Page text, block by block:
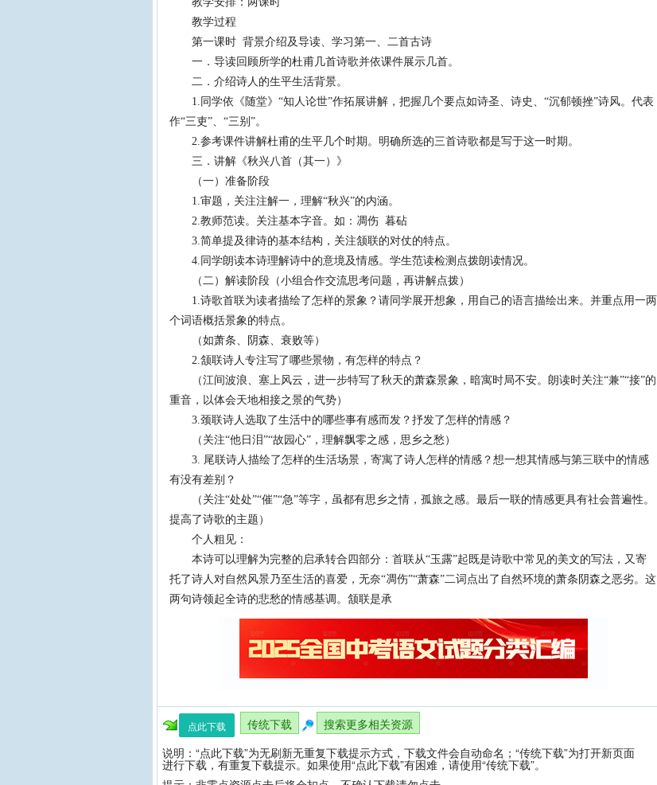
教学过程
第一课时 背景介绍及导读、学习第一、二首古诗
一．导读回顾所学的杜甫几首诗歌并依课件展示几首。
二．介绍诗人的生平生活背景。
1.同学依《随堂》“知人论世”作拓展讲解，把握几个要点如诗圣、诗史、“沉郁顿挫”诗风。代表
作“三吏”、“三别”。
2.参考课件讲解杜甫的生平几个时期。明确所选的三首诗歌都是写于这一时期。
三．讲解《秋兴八首（其一）》
（一）准备阶段
1.审题，关注注解一，理解“秋兴”的内涵。
2.教师范读。关注基本字音。如：凋伤 暮砧
3.简单提及律诗的基本结构，关注颔联的对仗的特点。
4.同学朗读本诗理解诗中的意境及情感。学生范读检测点拨朗读情况。
（二）解读阶段（小组合作交流思考问题，再讲解点拨）
1.诗歌首联为读者描绘了怎样的景象？请同学展开想象，用自己的语言描绘出来。并重点用一两
个词语概括景象的特点。
（如萧条、阴森、衰败等）
2.颔联诗人专注写了哪些景物，有怎样的特点？
（江间波浪、塞上风云，进一步特写了秋天的萧森景象，暗寓时局不安。朗读时关注“兼”“接”的
重音，以体会天地相接之景的气势）
3.颈联诗人选取了生活中的哪些事有感而发？抒发了怎样的情感？
（关注“他日泪”“故园心”，理解飘零之感，思乡之愁）
3. 尾联诗人描绘了怎样的生活场景，寄寓了诗人怎样的情感？想一想其情感与第三联中的情感
有没有差别？
（关注“处处”“催”“急”等字，虽都有思乡之情，孤旅之感。最后一联的情感更具有社会普遍性。
提高了诗歌的主题）
个人粗见：
本诗可以理解为完整的启承转合四部分：首联从“玉露”起既是诗歌中常见的美文的写法，又寄
托了诗人对自然风景乃至生活的喜爱，无奈“凋伤”“萧森”二词点出了自然环境的萧条阴森之恶劣。这
两句诗领起全诗的悲愁的情感基调。颔联是承
点此下载 传统下载
搜索更多相关资源
说明：“点此下载”为无刷新无重复下载提示方式，下载文件会自动命名；“传统下载”为打开新页面
进行下载，有重复下载提示。如果使用“点此下载”有困难，请使用“传统下载”。